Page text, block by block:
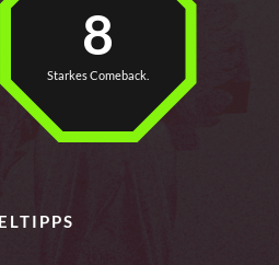
8
Starkes Comeback.